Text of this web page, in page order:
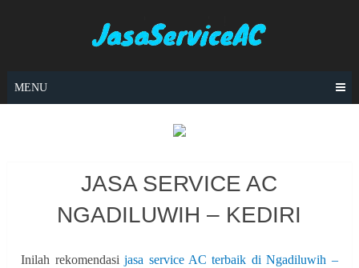
MENU
JASA SERVICE AC
NGADILUWIH – KEDIRI
Inilah rekomendasijasa service AC terbaik di Ngadiluwih –